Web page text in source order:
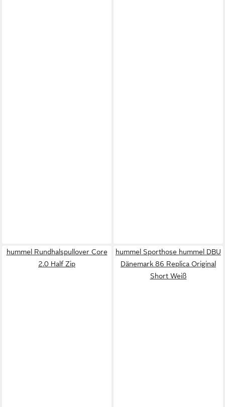
hummel Rundhalspullover Core
2.0 Half Zip
hummel Sporthose hummel DBU
Dänemark 86 Replica Original
Short Weiß